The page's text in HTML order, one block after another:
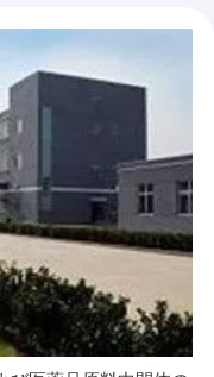
粉末
学免疫検査